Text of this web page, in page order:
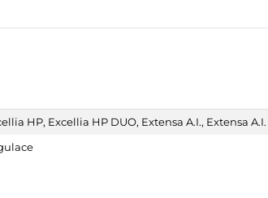
HP, Excellia HP DUO, Extensa A.I., Extensa